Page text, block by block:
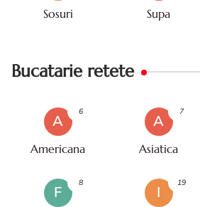
Sosuri Supa
Bucatarie retete
A
Americana
6
A
Asiatica
7
F
8
I
19